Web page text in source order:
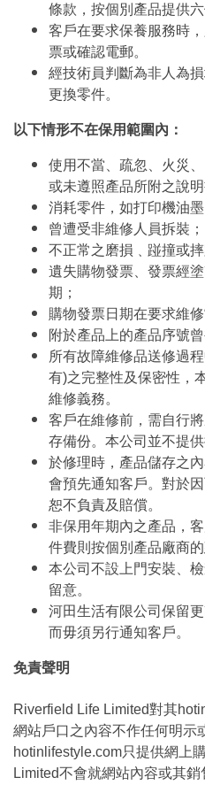
條款，按個別產品提供
客戶在要求保養服務時
票或確認電郵。
經技術員判斷為非人為
更換零件。
以下情形不在保用範圍內：
使用不當、疏忽、火災
或未遵照產品所附之說明
消耗零件，如打印機油
曾遭受非維修人員拆裝；
不正常之磨損﹑踫撞或摔
遺失購物發票、發票經
期；
購物發票日期在要求維
附於產品上的產品序號
所有故障維修品送修過
有)之完整性及保密性，
維修義務。
客戶在維修前，需自行
存備份。本公司並不提供
於修理時，產品儲存之
會預先通知客戶。對於
恕不負責及賠償。
非保用年期內之產品，
件費則按個別產品廠商的
本公司不設上門安裝、
留意。
河田生活有限公司保留
而毋須另行通知客戶。
免責聲明
Riverfield Life Limited對其
網站戶口之內容不作任何明示
hotinlifestyle.com只提供網上
Limited不會就網站內容或其